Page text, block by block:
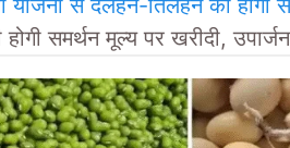
से दलहन-तिलहन की होगी
समर्थन मूल्य पर खरीदी,